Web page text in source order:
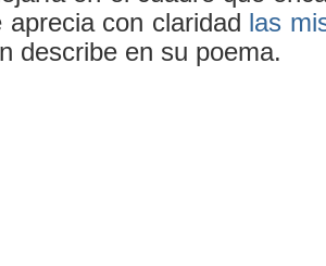
aprecia con claridad las
describe en su poema.